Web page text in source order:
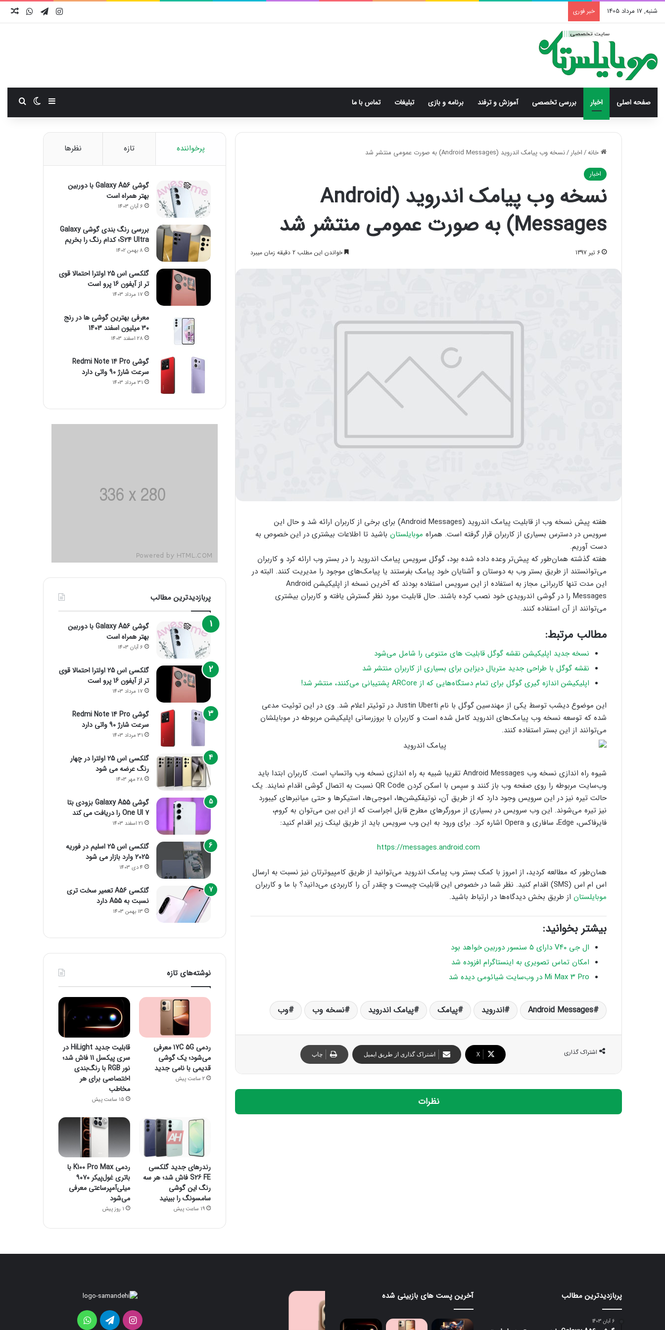
شنبه, 17 مرداد 1405 خبر فوری اینستاگرام
تلگرام واتس
صفحه اصلی اخبار بررسی‌ تخصصی آموزش و ترفند برنامه و بازی تبلیغات تماس با ما سایدبارتغییر
خانه/اخبار/نسخه وب پیامک اندروید (Android Messages) به صورت عمومی منتشر شد
اخبار
نسخه وب پیامک اندروید (Android
Messages) به صورت عمومی منتشر شد
6 تیر 1397 خواندن این مطلب 2 دقیقه زمان میبرد
هفته پیش نسخه وب از قابلیت پیامک اندروید (Android Messages) برای برخی از کاربران ارائه شد و حال این
سرویس در دسترس بسیاری از کاربران قرار گرفته است. همراه موبایلستان باشید تا اطلاعات بیشتری در این خصوص به
دست آوریم.
هفته گذشته همان‌طور که پیش‌تر وعده داده شده بود، گوگل سرویس پیامک اندروید را در بستر وب ارائه کرد و کاربران
می‌توانستند از طریق بستر وب به دوستان و آشنایان خود پیامک بفرستند یا پیامک‌های موجود را مدیریت کنند. البته در
این مدت تنها کاربرانی مجاز به استفاده از این سرویس استفاده بودند که آخرین نسخه از اپلیکیشن Android
Messages را در گوشی اندرویدی خود نصب کرده باشند. حال قابلیت مورد نظر گسترش یافته و کاربران بیشتری
می‌توانند از آن استفاده کنند.
مطالب مرتبط:
نسخه جدید اپلیکیشن نقشه گوگل قابلیت های متنوعی را شامل می‌شود
نقشه گوگل با طراحی جدید متریال دیزاین برای بسیاری از کاربران منتشر شد
اپلیکیشن اندازه گیری گوگل برای تمام دستگاه‌هایی که از ARCore پشتیبانی می‌کنند، منتشر شد!
این موضوع دیشب توسط یکی از مهندسین گوگل با نام Justin Uberti در توئیتر اعلام شد. وی در این توئیت مدعی
شده که توسعه نسخه وب پیامک‌های اندروید کامل شده است و کاربران با بروزرسانی اپلیکیشن مربوطه در موبایلشان
می‌توانند از این بستر استفاده کنند.
شیوه راه اندازی نسخه وب Android Messages تقریبا شبیه به راه اندازی نسخه وب واتساپ است. کاربران ابتدا باید
وب‌سایت مربوطه را روی صفحه وب باز کنند و سپس با اسکن کردن QR Code نسبت به اتصال گوشی اقدام نمایند. یک
حالت تیره نیز در این سرویس وجود دارد که از طریق آن، نوتیفکیشن‌ها، اموجی‌ها، استیکر‌‌ها و حتی میانبر‌های کیبورد
نیز تیره می‌شوند. این وب سرویس در بسیاری از مرورگر‌های مطرح قابل اجراست که از این بین می‌توان به کروم،
فایرفاکس، Edge، سافاری و Opera اشاره کرد. برای ورود به این وب سرویس باید از طریق لینک زیر اقدام کنید:
https://messages.android.com
همان‌طور که مطالعه کردید، از امروز با کمک بستر وب پیامک اندروید می‌توانید از طریق کامپیوترتان نیز نسبت به ارسال
اس ام اس (SMS) اقدام کنید. نظر شما در خصوص این قابلیت چیست و چقدر آن را کاربردی می‌دانید؟ با ما و کاربران
موبایلستان از طریق بخش دیدگاه‌ها در ارتباط باشید.
بیشتر بخوانید:
ال جی V۴۰ دارای ۵ سنسور دوربین خواهد بود
امکان تماس تصویری به اینستاگرام افزوده شد
Mi Max ۳ Pro در وب‌سایت شیائومی دیده شد
Android Messages اندروید پیامک پیامک اندروید نسخه وب وب
اشتراک گذاری X اشتراک گذاری از طریق ایمیل چاپ
نظرات
پرخواننده تازه نظرها
گوشی Galaxy A56 با دوربین
بهتر همراه است
6 آبان 1403
بررسی رنگ بندی گوشی Galaxy
S24 Ultra؛ کدام رنگ را بخریم
8 بهمن 1402
گلکسی اس 25 اولترا احتمالا قوی
تر از آیفون 16 پرو است
17 مرداد 1403
معرفی بهترین گوشی ها در رنج
۳۰ میلیون اسفند 1403
28 اسفند 1403
گوشی Redmi Note 14 Pro
سرعت شارژ 90 واتی دارد
31 مرداد 1403
پربازدیدترین مطالب
گوشی Galaxy A56 با دوربین
بهتر همراه است
6 آبان 1403
گلکسی اس 25 اولترا احتمالا قوی
تر از آیفون 16 پرو است
17 مرداد 1403
گوشی Redmi Note 14 Pro
سرعت شارژ 90 واتی دارد
31 مرداد 1403
گلکسی اس 25 اولترا در چهار
رنگ عرضه می شود
28 مهر 1403
گوشی Galaxy A55 بزودی بتا
One UI 7 را دریافت می کند
21 اسفند 1403
گلکسی اس 25 اسلیم در فوریه
2025 وارد بازار می شود
4 دی 1403
گلکسی A56 تعمیر سخت تری
نسبت به A55 دارد
13 بهمن 1403
نوشته‌های تازه
ردمی 17C 5G معرفی
می‌شود؛ یک گوشی
قدیمی با نامی جدید
2 ساعت پیش
قابلیت جدید HiLight در
سری پیکسل 11 فاش شد؛
نور RGB با رنگ‌بندی
اختصاصی برای هر
مخاطب
15 ساعت پیش
رندرهای جدید گلکسی
S26 FE فاش شد؛ هر سه
رنگ این گوشی
سامسونگ را ببینید
19 ساعت پیش
ردمی K100 Pro Max با
باتری غول‌پیکر ۹۰۷۰
میلی‌آمپرساعتی معرفی
می‌شود
1 روز پیش
پربازدیدترین مطالب
6 آبان 1403
آخرین پست های بازبینی شده
مانیتور
هرتزی
ردمی
17C
5G
معرفی
جدید
HiLight
در
اینستاگرامتلگرام واتس